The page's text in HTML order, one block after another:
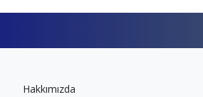
Hakkımızda